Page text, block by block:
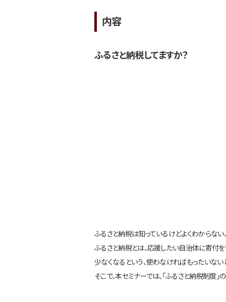
内容
ふるさと納税してますか？
ふるさと納税は知っているけどよくわからない
ふるさと納税とは、応援したい自治体に寄付
少なくなるという、使わなければもったいない
そこで、本セミナーでは、「ふるさと納税制度